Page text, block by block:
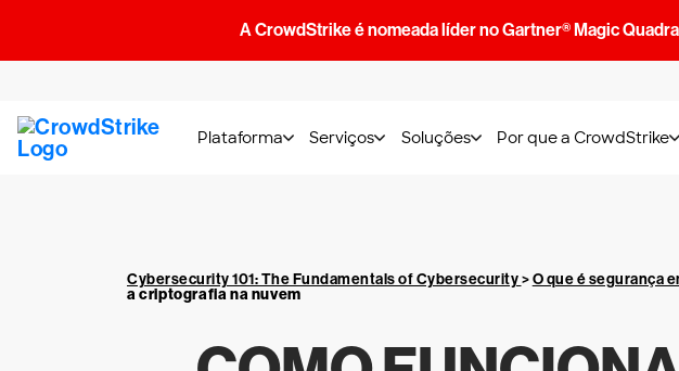
A CrowdStrike é nomeada líder no Gartner® Magic
Plataforma Serviços Soluções Por que a CrowdStrike
Cybersecurity 101: The Fundamentals of Cybersecurity>O que é segurança
a criptografia na nuvem